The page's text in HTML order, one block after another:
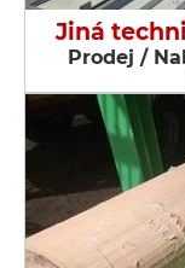
Jiná
Prodej /